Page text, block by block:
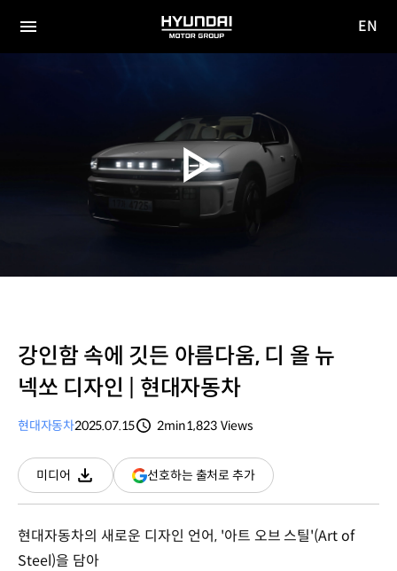
전체
HYUNDAI
MOTOR
EN
강인함 속에 깃든 아름다움, 디 올 뉴
넥쏘 디자인 | 현대자동차
현대자동차2025.07.15
2min1,823 Views
미디어
다운로드
선호하는 출처로 추가(새
창
현대자동차의 새로운 디자인 언어, '아트 오브 스틸'(Art of
Steel)을 담아